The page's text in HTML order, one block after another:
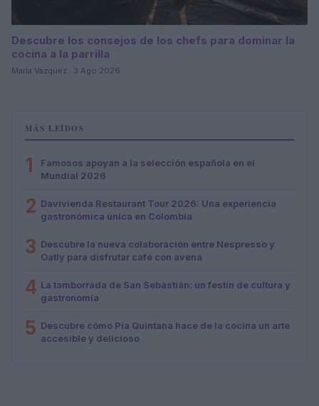
Descubre los consejos de los chefs para dominar la
cocina a la parrilla
María Vázquez · 3 Ago 2026
MÁS LEÍDOS
1
Famosos apoyan a la selección española en el
Mundial 2026
2 Davivienda Restaurant Tour 2026: Una experiencia
gastronómica única en Colombia
3 Descubre la nueva colaboración entre Nespresso y
Oatly para disfrutar café con avena
4 La tamborrada de San Sebastián: un festín de cultura y
gastronomía
5 Descubre cómo Pía Quintana hace de la cocina un arte
accesible y delicioso